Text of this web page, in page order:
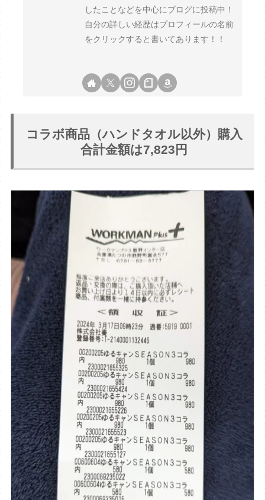
したことなどを中心にブログに投稿中！
自分の詳しい経歴はプロフィールの名前
をクリックすると書いてあります！！
コラボ商品（ハンドタオル以外）購入
合計金額は7,823円